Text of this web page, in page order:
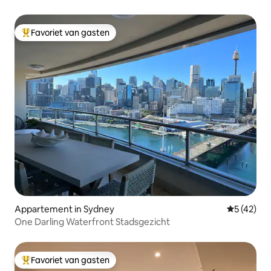
Topfavoriet van gasten
Favoriet van gasten
Appartement in Sydney
5 (42)
One Darling Waterfront Stadsgezicht
Topfavoriet van gasten
Favoriet van gasten